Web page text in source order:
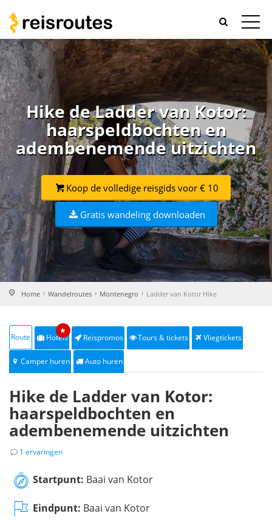
Hike de Ladder van Kotor:
haarspeldbochten en
adembenemende uitzichten
Koop de volledige reisgids voor € 10
Gratis wandeling downloaden
Home Wandelroutes Montenegro Ladder van Kotor Hike
Route Hotels
★
Reispromos Tours & tickets Vliegtickets
Camper huren Auto huren
Hike de Ladder van Kotor:
haarspeldbochten en
adembenemende uitzichten
1 ervaringen
Startpunt: Baai van Kotor
Eindpunt: Baai van Kotor